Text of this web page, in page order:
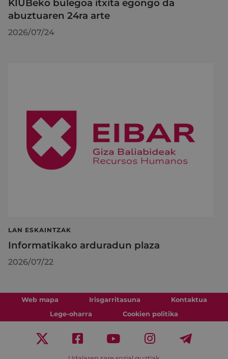
KIUBeko bulegoa itxita egongo da
abuztuaren 24ra arte
2026/07/24
LAN ESKAINTZAK
Informatikako arduradun plaza
2026/07/22
Web mapa Irisgarritasuna
Kontaktua
Lege-oharra
Cookien politika